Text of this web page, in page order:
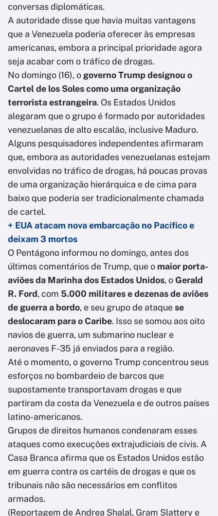
conversas diplomáticas.
A autoridade disse que havia muitas vantagens
que a Venezuela poderia oferecer às empresas
americanas, embora a principal prioridade agora
seja acabar com o tráfico de drogas.
No domingo (16), o governo Trump designou o
Cartel de los Soles como uma organização
terrorista estrangeira. Os Estados Unidos
alegaram que o grupo é formado por autoridades
venezuelanas de alto escalão, inclusive Maduro.
Alguns pesquisadores independentes afirmaram
que, embora as autoridades venezuelanas estejam
envolvidas no tráfico de drogas, há poucas provas
de uma organização hierárquica e de cima para
baixo que poderia ser tradicionalmente chamada
de cartel.
+ EUA atacam nova embarcação no Pacífico e
deixam 3 mortos
O Pentágono informou no domingo, antes dos
últimos comentários de Trump, que o maior porta-
aviões da Marinha dos Estados Unidos, oGerald
R. Ford, com 5.000 militares e dezenas de aviões
de guerra a bordo, e seu grupo de ataquese
deslocaram para o Caribe. Isso se somou aos oito
navios de guerra, um submarino nuclear e
aeronaves F-35 já enviados para a região.
Até o momento, o governo Trump concentrou seus
esforços no bombardeio de barcos que
supostamente transportavam drogas e que
partiram da costa da Venezuela e de outros países
latino-americanos.
Grupos de direitos humanos condenaram esses
ataques como execuções extrajudiciais de civis. A
Casa Branca afirma que os Estados Unidos estão
em guerra contra os cartéis de drogas e que os
tribunais não são necessários em conflitos
armados.
(Reportagem de Andrea Shalal, Gram Slattery e